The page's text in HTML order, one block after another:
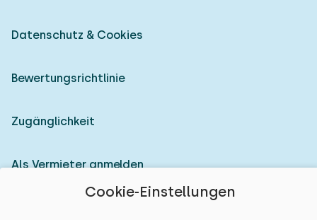
Cookie-Einstellungen
Datenschutz & Cookies
Bewertungsrichtlinie
Zugänglichkeit
Als Vermieter anmelden